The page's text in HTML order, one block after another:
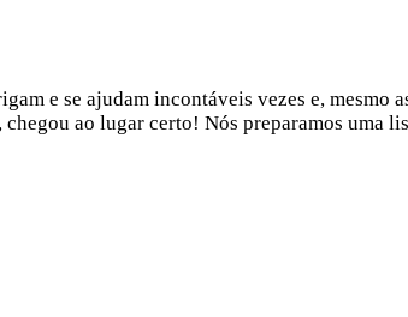
e se ajudam incontáveis vezes e,
chegou ao lugar certo! Nós preparamos uma